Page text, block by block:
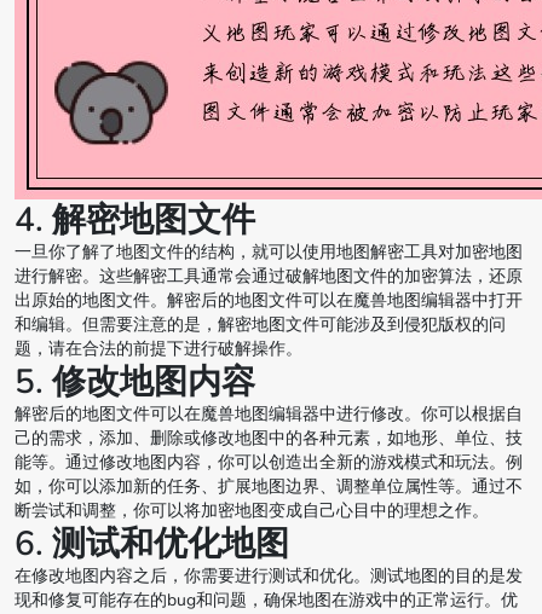
4. 解密地图文件
一旦你了解了地图文件的结构，就可以使用地图解密工具对加密地图
进行解密。这些解密工具通常会通过破解地图文件的加密算法，还原
出原始的地图文件。解密后的地图文件可以在魔兽地图编辑器中打开
和编辑。但需要注意的是，解密地图文件可能涉及到侵犯版权的问
题，请在合法的前提下进行破解操作。
5. 修改地图内容
解密后的地图文件可以在魔兽地图编辑器中进行修改。你可以根据自
己的需求，添加、删除或修改地图中的各种元素，如地形、单位、技
能等。通过修改地图内容，你可以创造出全新的游戏模式和玩法。例
如，你可以添加新的任务、扩展地图边界、调整单位属性等。通过不
断尝试和调整，你可以将加密地图变成自己心目中的理想之作。
6. 测试和优化地图
在修改地图内容之后，你需要进行测试和优化。测试地图的目的是发
现和修复可能存在的bug和问题，确保地图在游戏中的正常运行。优